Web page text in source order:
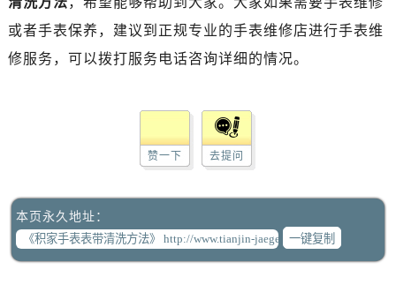
或者手表保养，建议到正规专业的手表维修店进行手表维
修服务，可以拨打服务电话咨询详细的情况。
赞一下 去提问
本页永久地址：
一键复制